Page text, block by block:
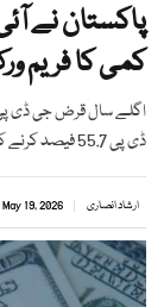
پاکستان نے
کمی کا فریم
ڈی پی 55.7 فیصد کرنے کا فریم ورک ہے
ارشاد انصاری May 19, 2026